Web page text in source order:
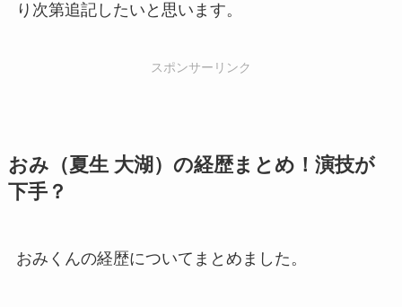
り次第追記したいと思います。
スポンサーリンク
おみ（夏生 大湖）の経歴まとめ！演技が
下手？
おみくんの経歴についてまとめました。